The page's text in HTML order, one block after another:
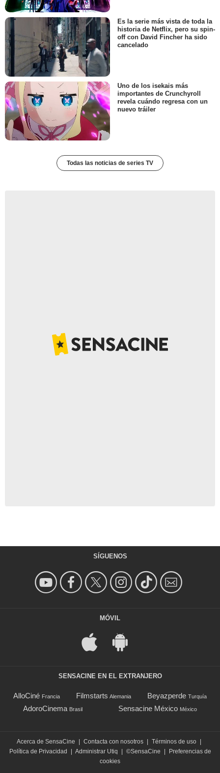
Es la serie más vista de toda la
historia de Netflix, pero su spin-
off con David Fincher ha sido
cancelado
Uno de los isekais más
importantes de Crunchyroll
revela cuándo regresa con un
nuevo tráiler
Todas las noticias de series TV
SÍGUENOS
MÓVIL
SENSACINE EN EL EXTRANJERO
AlloCiné Francia Filmstarts Alemania Beyazperde Turquía
AdoroCinema Brasil Sensacine México México
Acerca de SensaCine Contacta con nosotros Términos de uso
Política de Privacidad
Administrar Utiq ©SensaCine
Preferencias de
cookies